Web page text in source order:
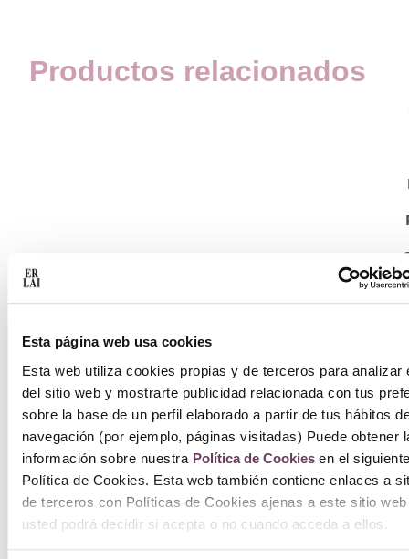
Esta página web usa cookies
Esta web utiliza cookies propias y de terceros para analizar
del sitio web y mostrarte publicidad relacionada con tus
sobre la base de un perfil elaborado a partir de tus hábitos
navegación (por ejemplo, páginas visitadas) Puede obtener
información sobre nuestra Política de Cookiesen el
Política de Cookies. Esta web también contiene enlaces a
de terceros con Políticas de Cookies ajenas a este sitio web
usted podrá decidir si acepta o no cuando acceda a ellos.
Productos relacionados